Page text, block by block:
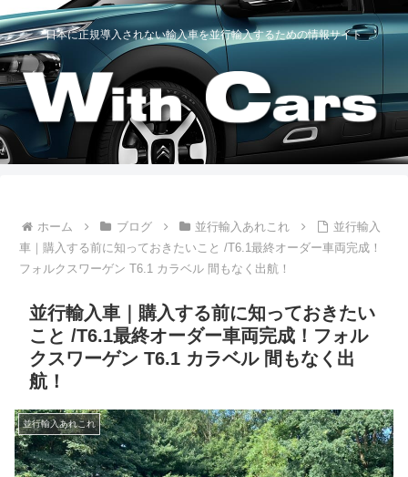
日本に正規導入されない輸入車を並行輸入するための情報サイト
ホーム ブログ 並行輸入あれこれ
並行輸入
車｜購入する前に知っておきたいこと /T6.1最終オーダー車両完成！
フォルクスワーゲン T6.1 カラベル 間もなく出航！
並行輸入車｜購入する前に知っておきたい
こと /T6.1最終オーダー車両完成！フォル
クスワーゲン T6.1 カラベル 間もなく出
航！
並行輸入あれこれ